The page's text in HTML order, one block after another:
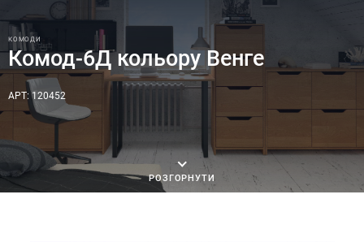
КОМОДИ
Комод-6Д кольору Венге
АРТ: 120452
РОЗГОРНУТИ